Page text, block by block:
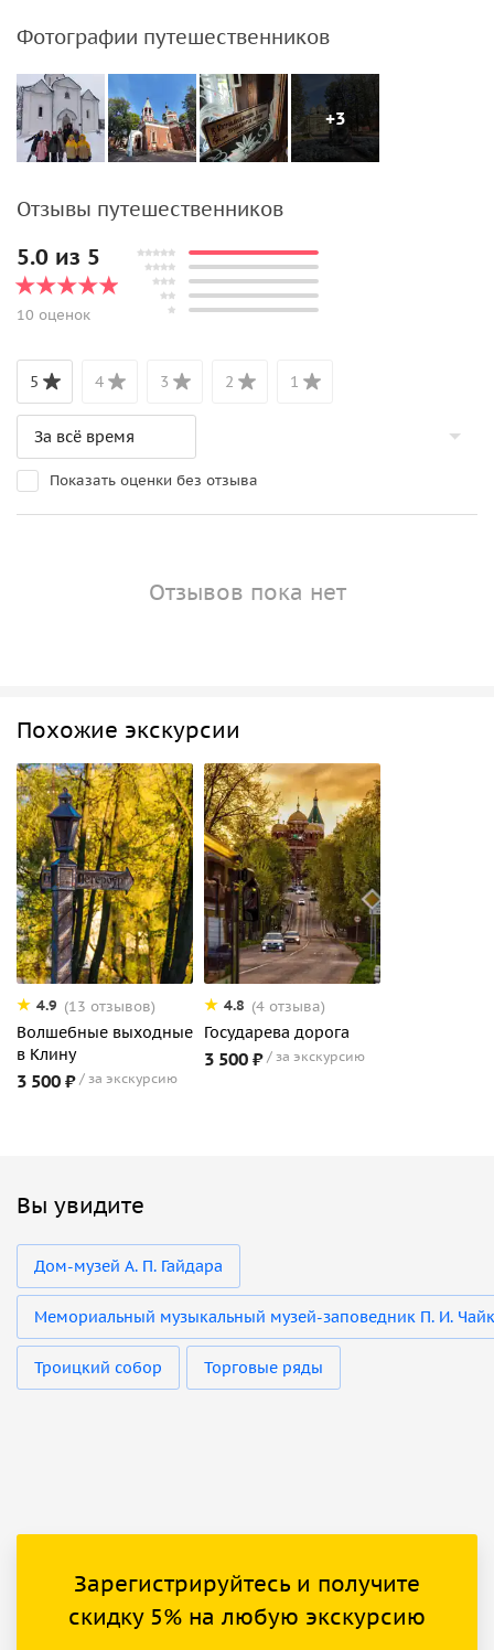
Фотографии путешественников
+3
Отзывы путешественников
5.0 из 5
10 оценок
5 4 3 2 1
Показать оценки без отзыва
Отзывов пока нет
Похожие экскурсии
4.9 (13 отзывов)
Волшебные выходные
в Клину
3 500 ₽ за экскурсию
4.8 (4 отзыва)
Государева дорога
3 500 ₽ за экскурсию
Вы увидите
Дом-музей А. П. Гайдара
Мемориальный музыкальный музей-заповедник П. И.
Троицкий собор Торговые ряды
Зарегистрируйтесь и получите
скидку 5% на любую экскурсию